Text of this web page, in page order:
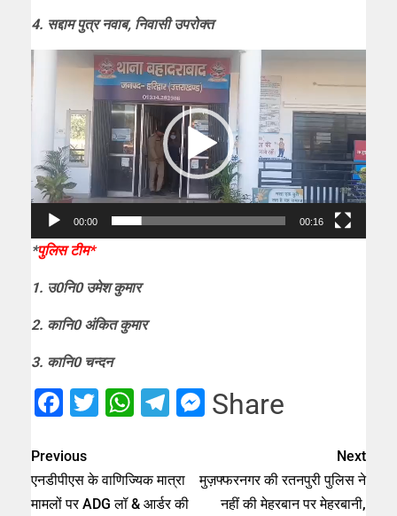
4. सद्दाम पुत्र नवाब, निवासी उपरोक्त
Video
00:00 00:16
*पुलिस टीम*
1. उ0नि0 उमेश कुमार
2. कानि0 अंकित कुमार
3. कानि0 चन्दन
Facebook
Twitter
WhatsApp
Telegram
Messenger
Share
Previous
एनडीपीएस के वाणिज्यिक मात्रा
मामलों पर ADG लॉ & आर्डर की
Next
मुज़फ्फरनगर की रतनपुरी पुलिस ने
नहीं की मेहरबान पर मेहरबानी,